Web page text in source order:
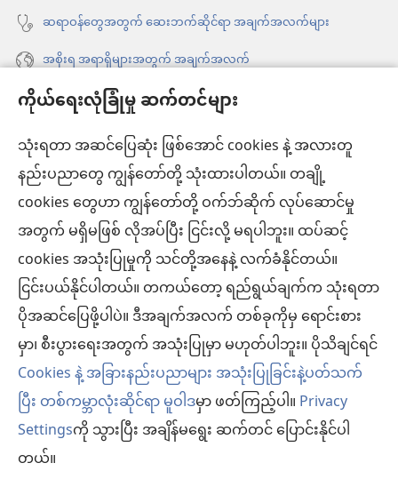
ကိုယ်ရေးလုံခြုံမှု ဆက်တင်များ
သုံးရတာ အဆင်ပြေဆုံး ဖြစ်အောင် cookies နဲ့ အလားတူ
နည်းပညာတွေ ကျွန်တော်တို့ သုံးထားပါတယ်။ တချို့
cookies တွေဟာ ကျွန်တော်တို့ ဝက်ဘ်ဆိုက် လုပ်ဆောင်မှု
အတွက် မရှိမဖြစ် လိုအပ်ပြီး ငြင်းလို့ မရပါဘူး။ ထပ်ဆင့်
cookies အသုံးပြုမှုကို သင်တို့အနေနဲ့ လက်ခံနိုင်တယ်။
ငြင်းပယ်နိုင်ပါတယ်။ တကယ်တော့ ရည်ရွယ်ချက်က သုံးရတာ
ပိုအဆင်ပြေဖို့ပါပဲ။ ဒီအချက်အလက် တစ်ခုကိုမှ ရောင်းစား
မှာ၊ စီးပွားရေးအတွက် အသုံးပြုမှာ မဟုတ်ပါဘူး။ ပိုသိချင်ရင်
Cookies နဲ့ အခြားနည်းပညာများ အသုံးပြုခြင်းနဲ့ပတ်သက်
ပြီး တစ်ကမ္ဘာလုံးဆိုင်ရာ မူဝါဒမှာ ဖတ်ကြည့်ပါ။Privacy
Settingsကို သွားပြီး အချိန်မရွေး ဆက်တင် ပြောင်းနိုင်ပါ
တယ်။
ဆရာဝန်တွေအတွက် ဆေးဘက်ဆိုင်ရာ အချက်အလက်များ
အစိုးရ အရာရှိများအတွက် အချက်အလက်
အကူအညီ
အလှူငွေ
(window
အသစ်
ဖွ
င့်
နေ
ပါ
တယ်)
ကင်းမျှော်စင် အွန်လိုင်းစာကြည့်တိုက်™
(window
အသစ်
ဖွ
င့်
နေ
ပါ
တယ်)
JW Hub®
(window
အသစ်
ဖွ
င့်
နေ
ပါ
တယ်)
JW Library®
ကင်းမျှော်စင် စာကြည့်တိုက်
Copyright© 2026 Watch Tower Bible and Tract Society of Pennsylvania.
လိုက်နာရန် စည်းကမ်းများ